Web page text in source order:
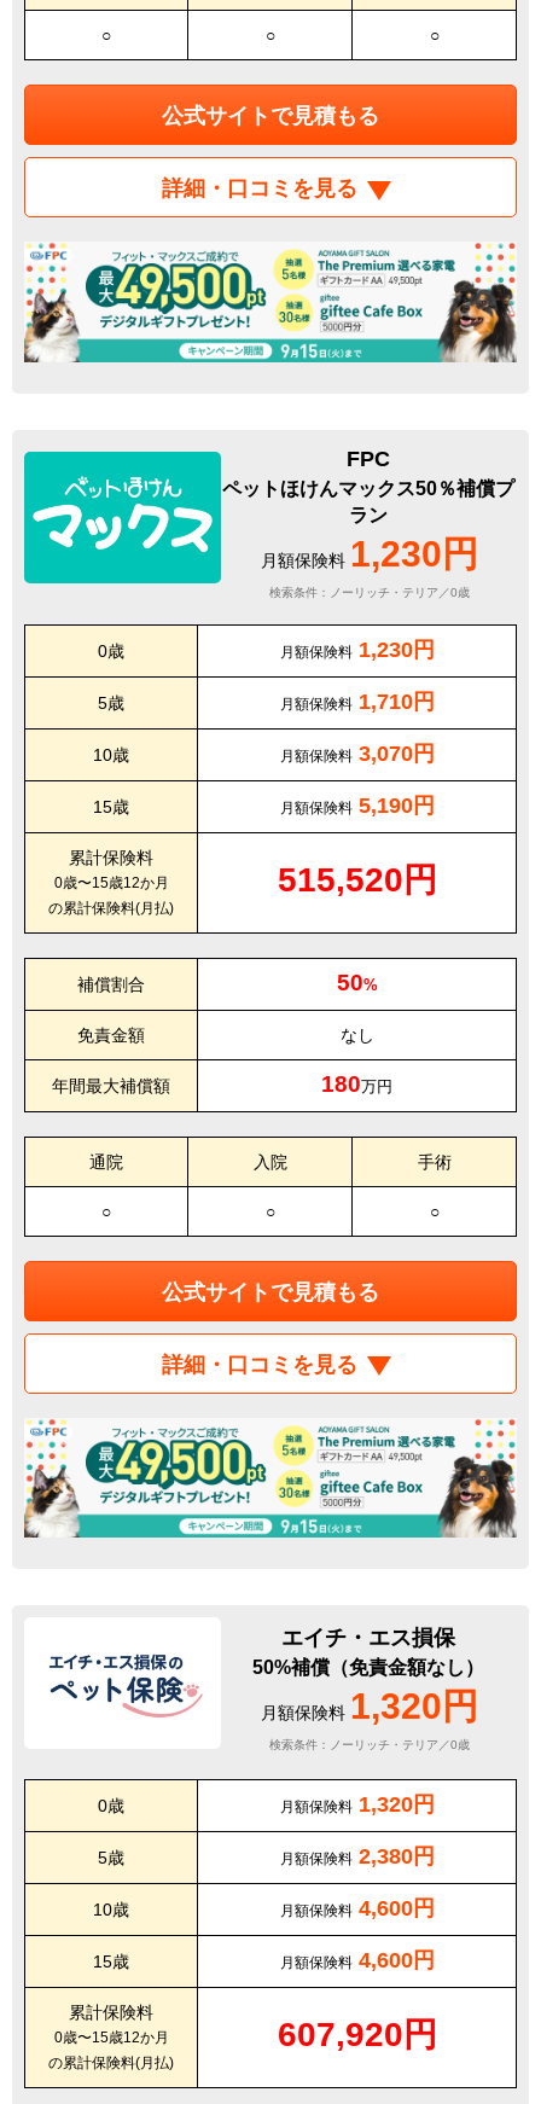
○ ○ ○
公式サイトで見積もる
詳細・口コミを見る
FPC
ペットほけんマックス50％補償プ
ラン
月額保険料 1,230円
検索条件：ノーリッチ・テリア／0歳
0歳 月額保険料 1,230円
5歳 月額保険料 1,710円
10歳 月額保険料 3,070円
15歳 月額保険料 5,190円
累計保険料
0歳〜15歳12か月
の累計保険料(月払)
515,520円
補償割合 50%
免責金額 なし
年間最大補償額 180万円
通院 入院 手術
○ ○ ○
公式サイトで見積もる
詳細・口コミを見る
エイチ・エス損保
50%補償（免責金額なし）
月額保険料 1,320円
検索条件：ノーリッチ・テリア／0歳
0歳 月額保険料 1,320円
5歳 月額保険料 2,380円
10歳 月額保険料 4,600円
15歳 月額保険料 4,600円
累計保険料
0歳〜15歳12か月
の累計保険料(月払)
607,920円